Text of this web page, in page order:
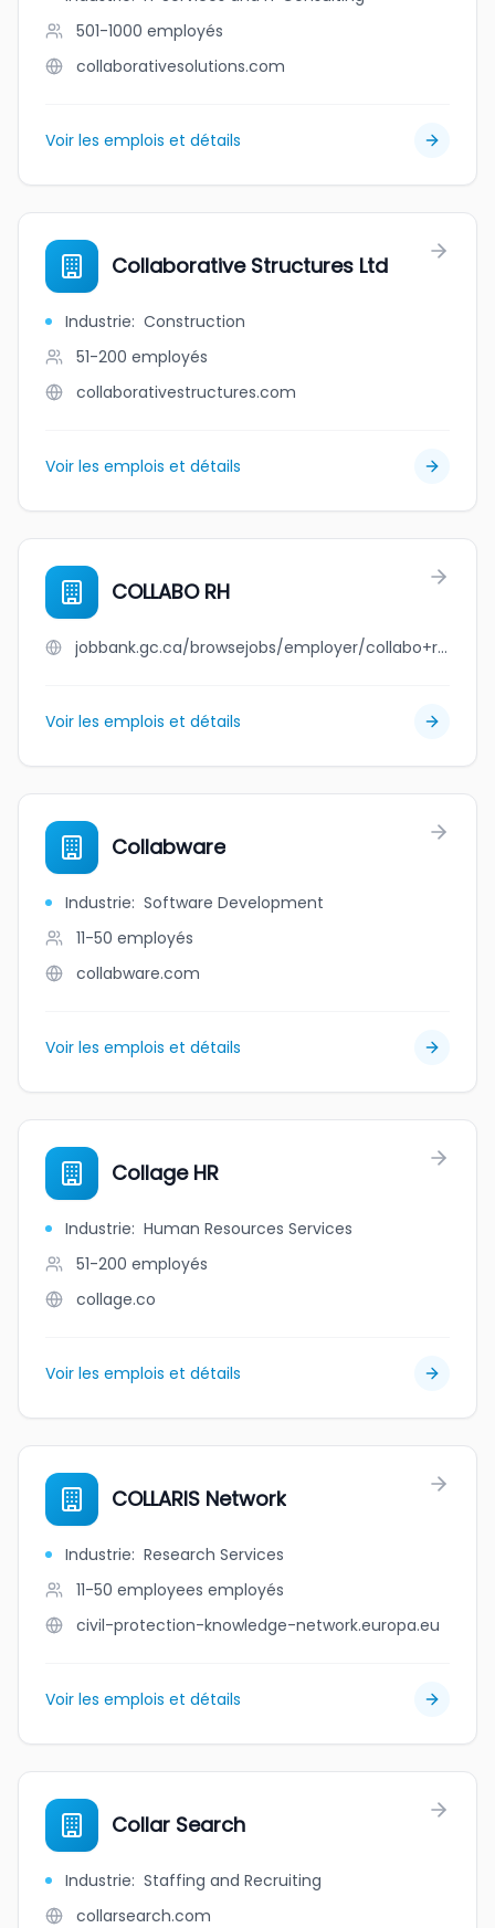
501-1000 employés
collaborativesolutions.com
Voir les emplois et détails
Collaborative Structures Ltd
Industrie: Construction
51-200 employés
collaborativestructures.com
Voir les emplois et détails
COLLABO RH
jobbank.gc.ca/browsejobs/employer/collabo+rh/ca
Voir les emplois et détails
Collabware
Industrie: Software Development
11-50 employés
collabware.com
Voir les emplois et détails
Collage HR
Industrie: Human Resources Services
51-200 employés
collage.co
Voir les emplois et détails
COLLARIS Network
Industrie: Research Services
11-50 employees employés
civil-protection-knowledge-network.europa.eu
Voir les emplois et détails
Collar Search
Industrie: Staffing and Recruiting
collarsearch.com